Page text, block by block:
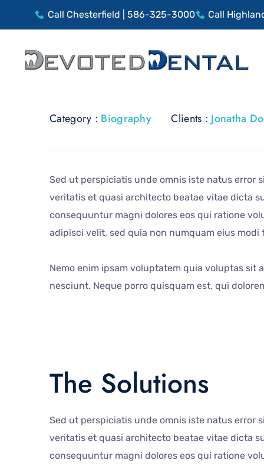
Call Chesterfield | 586-325-3000 Call
Category : Biography Clients : Jonatha
Sed ut perspiciatis unde omnis iste natus error
veritatis et quasi architecto beatae vitae dicta
consequuntur magni dolores eos qui ratione
adipisci velit, sed quia non numquam eius
Nemo enim ipsam voluptatem quia voluptas
nesciunt. Neque porro quisquam est, qui
The Solutions
Sed ut perspiciatis unde omnis iste natus error
veritatis et quasi architecto beatae vitae dicta
consequuntur magni dolores eos qui ratione